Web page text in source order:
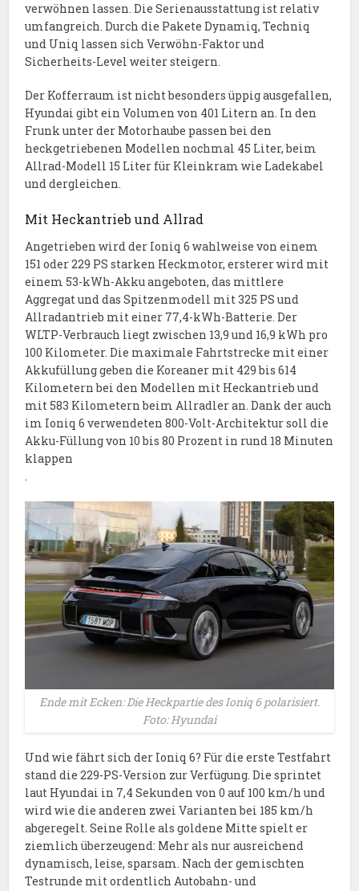
verwöhnen lassen. Die Serienausstattung ist relativ
umfangreich. Durch die Pakete Dynamiq, Techniq
und Uniq lassen sich Verwöhn-Faktor und
Sicherheits-Level weiter steigern.
Der Kofferraum ist nicht besonders üppig ausgefallen,
Hyundai gibt ein Volumen von 401 Litern an. In den
Frunk unter der Motorhaube passen bei den
heckgetriebenen Modellen nochmal 45 Liter, beim
Allrad-Modell 15 Liter für Kleinkram wie Ladekabel
und dergleichen.
Mit Heckantrieb und Allrad
Angetrieben wird der Ioniq 6 wahlweise von einem
151 oder 229 PS starken Heckmotor, ersterer wird mit
einem 53-kWh-Akku angeboten, das mittlere
Aggregat und das Spitzenmodell mit 325 PS und
Allradantrieb mit einer 77,4-kWh-Batterie. Der
WLTP-Verbrauch liegt zwischen 13,9 und 16,9 kWh pro
100 Kilometer. Die maximale Fahrtstrecke mit einer
Akkufüllung geben die Koreaner mit 429 bis 614
Kilometern bei den Modellen mit Heckantrieb und
mit 583 Kilometern beim Allradler an. Dank der auch
im Ioniq 6 verwendeten 800-Volt-Architektur soll die
Akku-Füllung von 10 bis 80 Prozent in rund 18 Minuten
klappen
.
Ende mit Ecken: Die Heckpartie des Ioniq 6 polarisiert.
Foto: Hyundai
Und wie fährt sich der Ioniq 6? Für die erste Testfahrt
stand die 229-PS-Version zur Verfügung. Die sprintet
laut Hyundai in 7,4 Sekunden von 0 auf 100 km/h und
wird wie die anderen zwei Varianten bei 185 km/h
abgeregelt. Seine Rolle als goldene Mitte spielt er
ziemlich überzeugend: Mehr als nur ausreichend
dynamisch, leise, sparsam. Nach der gemischten
Testrunde mit ordentlich Autobahn- und